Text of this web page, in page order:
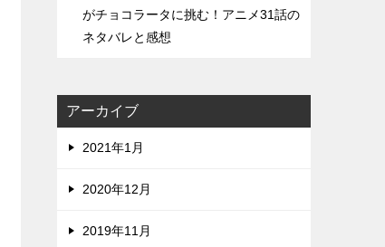
がチョコラータに挑む！アニメ31話の
ネタバレと感想
アーカイブ
2021年1月
2020年12月
2019年11月